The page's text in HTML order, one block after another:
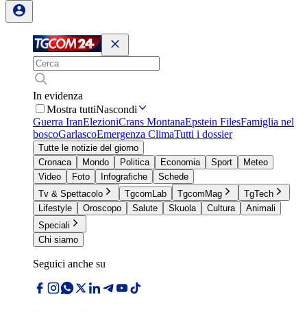
In evidenza
Mostra tuttiNascondi
Guerra IranElezioniCrans MontanaEpstein FilesFamiglia nel
boscoGarlascoEmergenza ClimaTutti i dossier
Tutte le notizie del giorno
Cronaca
Mondo Politica Economia Sport
Meteo
Video
Foto Infografiche
Schede
Tv & Spettacolo
TgcomLab TgcomMag
TgTech
Lifestyle
Oroscopo Salute Skuola Cultura
Animali
Speciali
Chi siamo
Seguici anche su